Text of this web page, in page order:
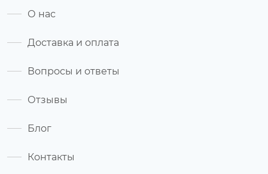
О нас
Доставка и оплата
Вопросы и ответы
Отзывы
Блог
Контакты